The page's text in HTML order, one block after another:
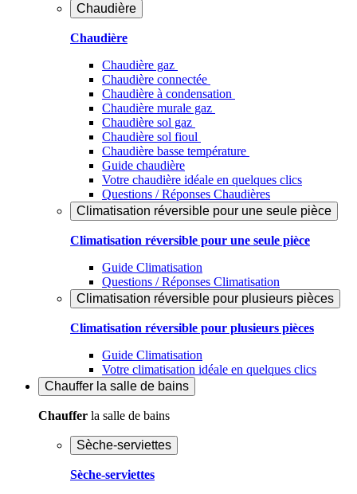
Chaudière
Chaudière
Chaudière gaz
Chaudière connectée
Chaudière à condensation
Chaudière murale gaz
Chaudière sol gaz
Chaudière sol fioul
Chaudière basse température
Guide chaudière
Votre chaudière idéale en quelques clics
Questions / Réponses Chaudières
Climatisation réversible pour une seule pièce
Climatisation réversible pour une seule pièce
Guide Climatisation
Questions / Réponses Climatisation
Climatisation réversible pour plusieurs pièces
Climatisation réversible pour plusieurs pièces
Guide Climatisation
Votre climatisation idéale en quelques clics
Chauffer la salle de bains
Chauffer la salle de bains
Sèche-serviettes
Sèche-serviettes